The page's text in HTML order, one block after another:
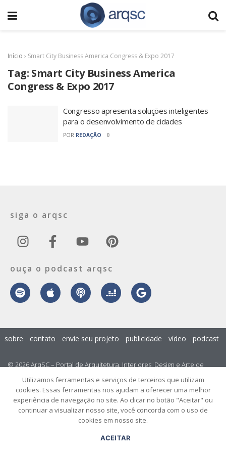
Início › Smart City Business America Congress & Expo 2017
Tag: Smart City Business America
Congress & Expo 2017
Congresso apresenta soluções inteligentes
para o desenvolvimento de cidades
POR REDAÇÃO 0
siga o arqsc
ouça o podcast arqsc
© 2026 ArqSC – Portal de Arquitetura, Interiores, Design e Arte de
Santa Catarina – Todos os Direitos Reservados.
sobre contato envie seu projeto publicidade vídeo podcast
Utilizamos ferramentas e serviços de terceiros que utilizam
cookies. Essas ferramentas nos ajudam a oferecer uma melhor
experiência de navegação no site. Ao clicar no botão "Aceitar" ou
continuar a visualizar nosso site, você concorda com o uso de
cookies em nosso site.
ACEITAR